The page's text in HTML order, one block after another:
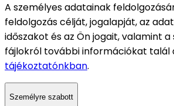
A személyes adatainak
feldolgozás célját, jogalapját, az
időszakot és az Ön jogait, valamint
fájlokról további információkat talál
tájékoztatónkban.
Személyre szabott